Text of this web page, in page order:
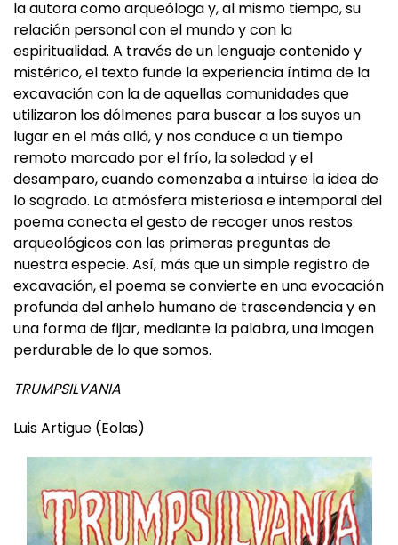
El Dolmenes un poema que recoge la experiencia de
la autora como arqueóloga y, al mismo tiempo, su
relación personal con el mundo y con la
espiritualidad. A través de un lenguaje contenido y
mistérico, el texto funde la experiencia íntima de la
excavación con la de aquellas comunidades que
utilizaron los dólmenes para buscar a los suyos un
lugar en el más allá, y nos conduce a un tiempo
remoto marcado por el frío, la soledad y el
desamparo, cuando comenzaba a intuirse la idea de
lo sagrado. La atmósfera misteriosa e intemporal del
poema conecta el gesto de recoger unos restos
arqueológicos con las primeras preguntas de
nuestra especie. Así, más que un simple registro de
excavación, el poema se convierte en una evocación
profunda del anhelo humano de trascendencia y en
una forma de fijar, mediante la palabra, una imagen
Luis Artigue (Eolas)